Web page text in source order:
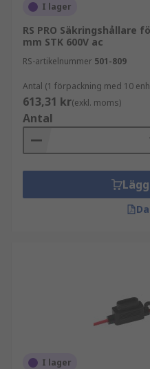
I lager
RS PRO Säkringshållare
mm STK 600V ac
RS-artikelnummer 501-809
Antal (1 förpackning med 10
613,31 kr(exkl. moms)
Antal
I lager